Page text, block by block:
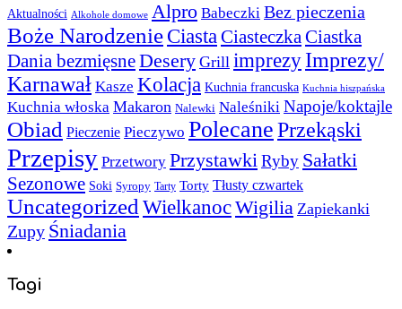
Aktualności Alkohole domowe Alpro Babeczki Bez pieczenia
Boże NarodzenieCiastaCiasteczkaCiastka
Dania bezmięsneDesery Grill imprezy Imprezy/
Karnawał Kasze Kolacja Kuchnia francuska Kuchnia hiszpańska
Kuchnia włoska Makaron Nalewki Naleśniki Napoje/koktajle
Obiad Pieczenie Pieczywo PolecanePrzekąski
Przepisy Przetwory PrzystawkiRyby Sałatki
Sezonowe Soki Syropy Tarty Torty Tłusty czwartek
Uncategorized WielkanocWigilia Zapiekanki
Zupy Śniadania
Tagi